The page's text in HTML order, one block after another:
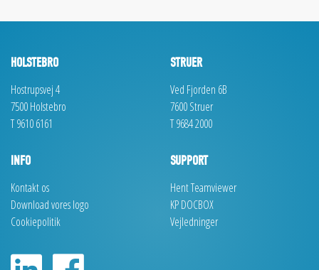
HOLSTEBRO
Hostrupsvej 4
7500 Holstebro
T 9610 6161
STRUER
Ved Fjorden 6B
7600 Struer
T 9684 2000
INFO
Kontakt os
Download vores logo
Cookiepolitik
SUPPORT
Hent Teamviewer
KP DOCBOX
Vejledninger
TILMELD DIG VORES NYHEDSBREV